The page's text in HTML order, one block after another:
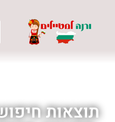
תוצאות